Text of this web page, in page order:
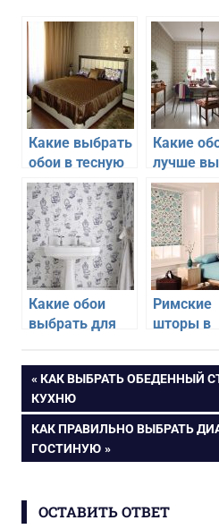
Какие выбрать
обои в тесную
спальню
Какие
лучше
для кухни
Какие обои
выбрать для
комнаты
Римские
шторы в
какие
Навигация
по
записям
ПРЕДЫДУЩАЯ
ЗАПИСЬ:
КАК ВЫБРАТЬ ОБЕДЕННЫЙ
КУХНЮ
СЛЕДУЮЩАЯ
ЗАПИСЬ:
КАК ПРАВИЛЬНО ВЫБРАТЬ
ГОСТИНУЮ
ОСТАВИТЬ ОТВЕТ